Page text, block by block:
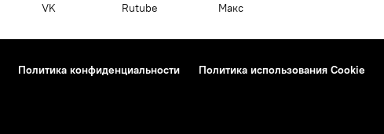
VK Rutube Макс
Политика конфиденциальности Политика использования Cookie